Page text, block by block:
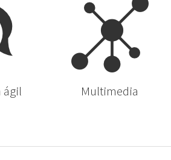
ágil Multimedia